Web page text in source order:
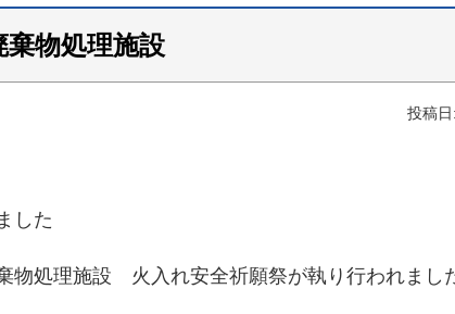
棄物処理施設
投稿
した
処理施設 火入れ安全祈願祭が執り行われまし